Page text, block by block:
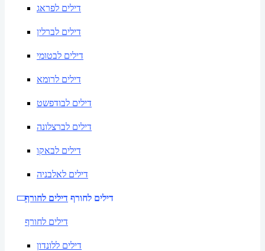
דילים לפראג
דילים לברלין
דילים לבטומי
דילים לרומא
דילים לבודפשט
דילים לברצלונה
דילים לבאקו
דילים לאלבניה
דילים לחורף דילים לחורף
דילים לחורף
דילים ללונדון